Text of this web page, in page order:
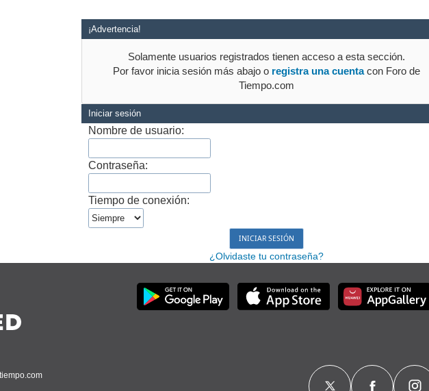
¡Advertencia!
Solamente usuarios registrados tienen acceso a esta sección.
Por favor inicia sesión más abajo o registra una cuentacon Foro de
Tiempo.com
Iniciar sesión
Nombre de usuario:
Contraseña:
Tiempo de conexión:
¿Olvidaste tu contraseña?